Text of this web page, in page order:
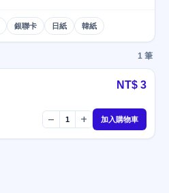
銀聯卡 日紙 韓紙
1 筆
NT$ 3
remove 1 add 加入購物車